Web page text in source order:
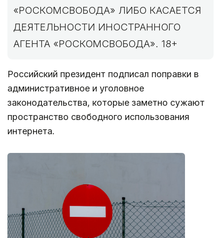
«РОСКОМСВОБОДА» ЛИБО КАСАЕТСЯ
ДЕЯТЕЛЬНОСТИ ИНОСТРАННОГО
АГЕНТА «РОСКОМСВОБОДА». 18+
Российский президент подписал поправки в
административное и уголовное
законодательства, которые заметно сужают
пространство свободного использования
интернета.